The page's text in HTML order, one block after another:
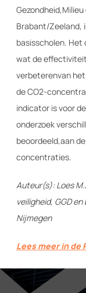
Gezondheid,Milieu
Brabant/Zeeland,
basisscholen. Het
wat de
verbeterenvan
de CO2-
indicator is voor
onderzoek
beoordeeld,aan
concentraties.
Auteur(s): Loes
veiligheid, GGD
Nijmegen
Lees meer in de